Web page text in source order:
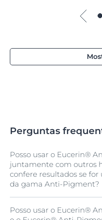
Perguntas
Posso usar o Eucerin®
juntamente com outros
confere resultados se
da gama Anti-Pigment?
Para obter os melhores
Posso usar o Eucerin®